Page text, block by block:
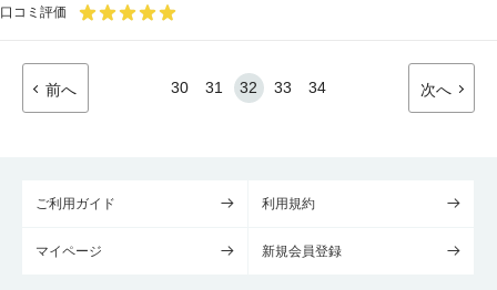
口コミ評価
前へ 30 31 32 33 34 次へ
ご利用ガイド 利用規約
マイページ 新規会員登録